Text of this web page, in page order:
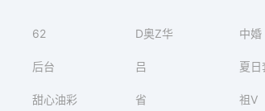
62 D奥Z华 中婚
后台 吕 夏日
甜心油彩 省 祖V